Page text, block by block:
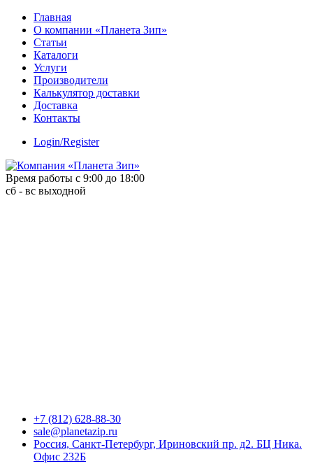
Skip
content
Главная
О компании «Планета Зип»
Статьи
Каталоги
Услуги
Производители
Калькулятор доставки
Доставка
Контакты
Login/Register
Время работы с 9:00 до 18:00
сб - вс выходной
+7 (812) 628-88-30
sale@planetazip.ru
Россия, Санкт-Петербург, Ириновский пр. д2. БЦ Ника.
Офис 232Б